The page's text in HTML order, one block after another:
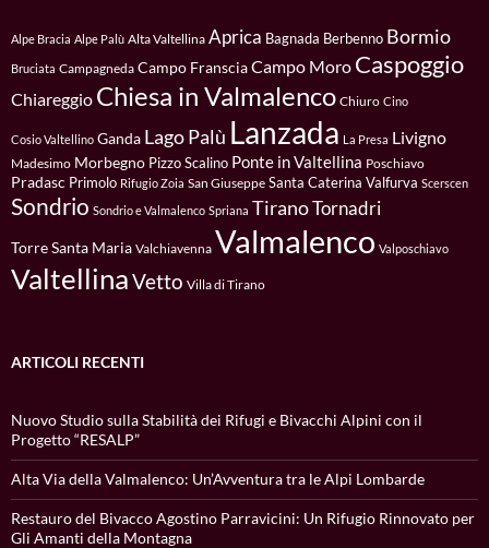
Alpe Bracia Alpe Palù Alta Valtellina Aprica Bagnada Berbenno Bormio
Bruciata Campagneda Campo FransciaCampo Moro Caspoggio
Chiareggio Chiesa in Valmalenco Chiuro Cino
Cosio Valtellino Ganda Lago Palù Lanzada La Presa Livigno
Madesimo Morbegno Pizzo Scalino Ponte in Valtellina Poschiavo
Pradasc Primolo Rifugio Zoia San Giuseppe Santa Caterina Valfurva Scerscen
Sondrio Sondrio e Valmalenco Spriana TiranoTornadri
Torre Santa Maria Valchiavenna Valmalenco Valposchiavo
ValtellinaVetto Villa di Tirano
ARTICOLI RECENTI
Nuovo Studio sulla Stabilità dei Rifugi e Bivacchi Alpini con il
Progetto “RESALP”
Alta Via della Valmalenco: Un’Avventura tra le Alpi Lombarde
Restauro del Bivacco Agostino Parravicini: Un Rifugio Rinnovato per
Gli Amanti della Montagna